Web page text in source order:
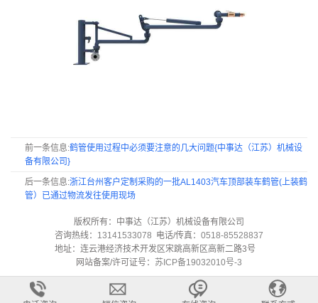
前一条信息:鹤管使用过程中必须要注意的几大问题{中事达（江苏）机械设
备有限公司}
后一条信息:浙江台州客户定制采购的一批AL1403汽车顶部装车鹤管(上装鹤
管）已通过物流发往使用现场
版权所有：中事达（江苏）机械设备有限公司
咨询热线： 13141533078 电话/传真： 0518-85528837
地址：连云港经济技术开发区宋跳高新区高新二路3号
网站备案/许可证号： 苏ICP备19032010号-3